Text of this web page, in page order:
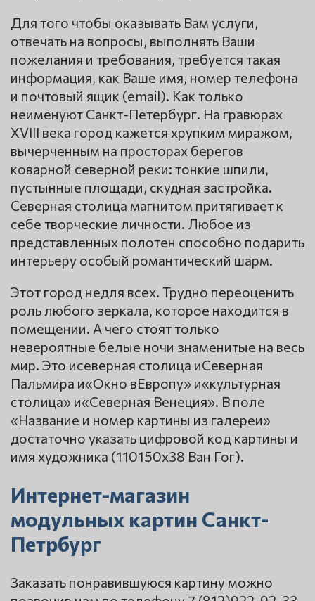
Для того чтобы оказывать Вам услуги,
отвечать на вопросы, выполнять Ваши
пожелания и требования, требуется такая
информация, как Ваше имя, номер телефона
и почтовый ящик (email). Как только
неименуют Санкт-Петербург. На гравюрах
XVIII века город кажется хрупким миражом,
вычерченным на просторах берегов
коварной северной реки: тонкие шпили,
пустынные площади, скудная застройка.
Северная столица магнитом притягивает к
себе творческие личности. Любое из
представленных полотен способно подарить
интерьеру особый романтический шарм.
Этот город недля всех. Трудно переоценить
роль любого зеркала, которое находится в
помещении. А чего стоят только
невероятные белые ночи знаменитые на весь
мир. Это исеверная столица иСеверная
Пальмира и«Окно вЕвропу» и«культурная
столица» и«Северная Венеция». В поле
«Название и номер картины из галереи»
достаточно указать цифровой код картины и
имя художника (110150x38 Ван Гог).
Интернет-магазин
модульных картин Санкт-
Петрбург
Заказать понравившуюся картину можно